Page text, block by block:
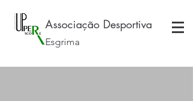
Associação Desportiva
Esgrima